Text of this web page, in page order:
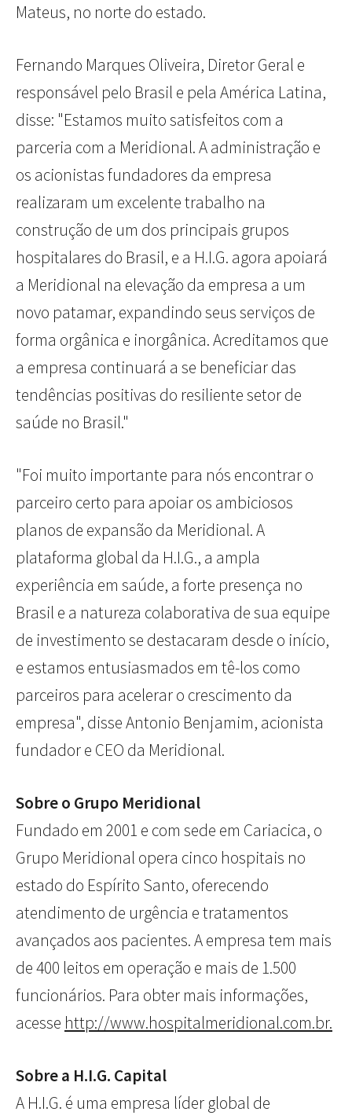
Mateus, no norte do estado.
Fernando Marques Oliveira, Diretor Geral e
responsável pelo Brasil e pela América Latina,
disse: "Estamos muito satisfeitos com a
parceria com a Meridional. A administração e
os acionistas fundadores da empresa
realizaram um excelente trabalho na
construção de um dos principais grupos
hospitalares do Brasil, e a H.I.G. agora apoiará
a Meridional na elevação da empresa a um
novo patamar, expandindo seus serviços de
forma orgânica e inorgânica. Acreditamos que
a empresa continuará a se beneficiar das
tendências positivas do resiliente setor de
saúde no Brasil."
"Foi muito importante para nós encontrar o
parceiro certo para apoiar os ambiciosos
planos de expansão da Meridional. A
plataforma global da H.I.G., a ampla
experiência em saúde, a forte presença no
Brasil e a natureza colaborativa de sua equipe
de investimento se destacaram desde o início,
e estamos entusiasmados em tê-los como
parceiros para acelerar o crescimento da
empresa", disse Antonio Benjamim, acionista
fundador e CEO da Meridional.
Sobre o Grupo Meridional
Fundado em 2001 e com sede em Cariacica, o
Grupo Meridional opera cinco hospitais no
estado do Espírito Santo, oferecendo
atendimento de urgência e tratamentos
avançados aos pacientes. A empresa tem mais
de 400 leitos em operação e mais de 1.500
funcionários. Para obter mais informações,
acesse http://www.hospitalmeridional.com.br.
Sobre a H.I.G. Capital
A H.I.G. é uma empresa líder global de